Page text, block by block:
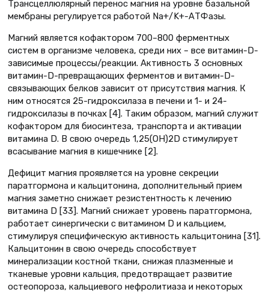
Трансцеллюлярный перенос магния на уровне базальной
мембраны регулируется работой Na+/K+-АТФазы.
Магний является кофактором 700–800 ферментных
систем в организме человека, среди них – все витамин-D-
зависимые процессы/реакции. Активность 3 основных
витамин-D-превращающих ферментов и витамин-D-
связывающих белков зависит от присутствия магния. К
ним относятся 25-гидроксилаза в печени и 1- и 24-
гидроксилазы в почках [4]. Таким образом, магний служит
кофактором для биосинтеза, транспорта и активации
витамина D. В свою очередь 1,25(OH)2D стимулирует
всасывание магния в кишечнике [2].
Дефицит магния проявляется на уровне секреции
паратгормона и кальцитонина, дополнительный прием
магния заметно снижает резистентность к лечению
витамина D [33]. Магний снижает уровень паратгормона,
работает синергически с витамином D и кальцием,
стимулируя специфическую активность кальцитонина [31].
Кальцитонин в свою очередь способствует
минерализации костной ткани, снижая плазменные и
тканевые уровни кальция, предотвращает развитие
остеопороза, кальциевого нефролитиаза и некоторых